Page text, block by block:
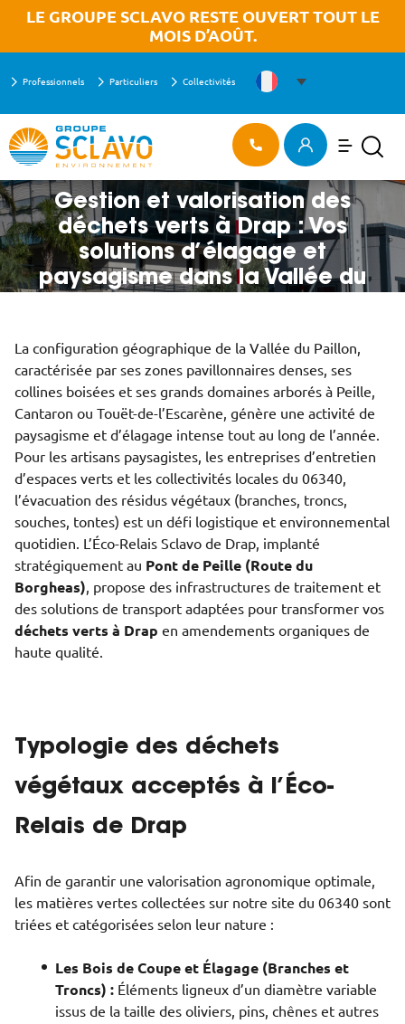
Aller à la recherche
Aller au texte
Aller au menu
LE GROUPE SCLAVO RESTE OUVERT TOUT LE
MOIS D’AOÛT.
Professionnels Particuliers Collectivités
Passer
au
contenu
Menu principal Menu
OK
GESTION ET VALORISATION DES DÉCHETS VERTS À DRAP : VOS
Gestion et valorisation des
déchets verts à Drap : Vos
solutions d’élagage et
paysagisme dans la Vallée du
La configuration géographique de la Vallée du Paillon,
caractérisée par ses zones pavillonnaires denses, ses
collines boisées et ses grands domaines arborés à Peille,
Cantaron ou Touët-de-l’Escarène, génère une activité de
paysagisme et d’élagage intense tout au long de l’année.
Pour les artisans paysagistes, les entreprises d’entretien
d’espaces verts et les collectivités locales du 06340,
l’évacuation des résidus végétaux (branches, troncs,
souches, tontes) est un défi logistique et environnemental
quotidien. L’Éco-Relais Sclavo de Drap, implanté
stratégiquement au Pont de Peille (Route du
Borgheas), propose des infrastructures de traitement et
des solutions de transport adaptées pour transformer vos
déchets verts à Drap en amendements organiques de
haute qualité.
Typologie des déchets
végétaux acceptés à l’Éco-
Relais de Drap
Afin de garantir une valorisation agronomique optimale,
les matières vertes collectées sur notre site du 06340 sont
triées et catégorisées selon leur nature :
Les Bois de Coupe et Élagage (Branches et
Troncs) : Éléments ligneux d’un diamètre variable
issus de la taille des oliviers, pins, chênes et autres